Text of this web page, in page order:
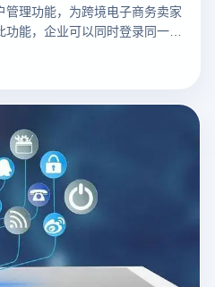
理功能，为跨境电子商务卖家
能，企业可以同时登录同一设
轻松实现高效管理。电子商务
个账户都有独立的浏览环境，
活转换和使用不同的账户，提
程。